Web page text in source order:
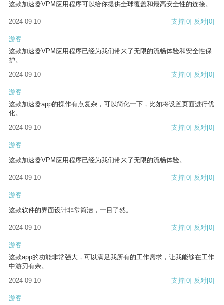
这款加速器VPM应用程序可以给你提供全球覆盖和最高安全性的连接。
2024-09-10 支持[0] 反对[0]
游客
这款加速器VPM应用程序已经为我们带来了无限的流畅体验和安全性保
护。
2024-09-10
支持[0] 反对[0]
游客
这款加速器app的操作有点复杂，可以简化一下，比如将设置页面进行优
化。
2024-09-10
支持[0] 反对[0]
游客
这款加速器VPM应用程序已经为我们带来了无限的流畅体验。
2024-09-10 支持[0] 反对[0]
游客
这款软件的界面设计非常简洁，一目了然。
2024-09-10 支持[0] 反对[0]
游客
这款app的功能非常强大，可以满足我所有的工作需求，让我能够在工作
中游刃有余。
2024-09-10
支持[0] 反对[0]
游客